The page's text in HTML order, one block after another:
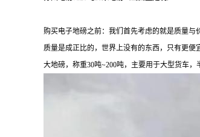
购买电子地磅之前：我们首先考虑的就是质量
质量是成正比的，世界上没有的东西，只有更便
大地磅，称重30吨~200吨，主要用于大型货车